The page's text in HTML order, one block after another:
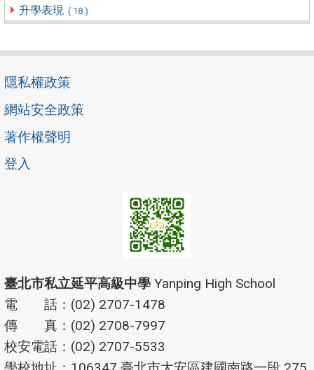
升學表現 ( 18 )
隱私權政策
網站安全政策
著作權聲明
登入
臺北市私立延平高級中學 Yanping High School
電 話：(02) 2707-1478
傳 真：(02) 2708-7997
校安電話：(02) 2707-5533